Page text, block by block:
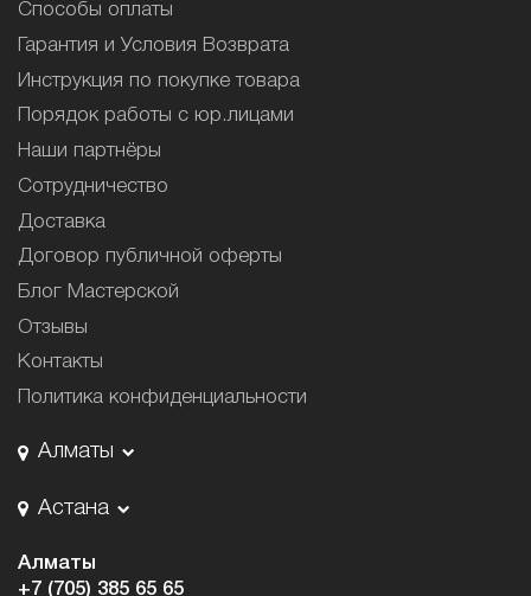
Способы оплаты
Гарантия и Условия Возврата
Инструкция по покупке товара
Порядок работы с юр.лицами
Наши партнёры
Сотрудничество
Доставка
Договор публичной оферты
Блог Мастерской
Отзывы
Контакты
Политика конфиденциальности
Алматы
Астана
Алматы
+7 (705) 385 65 65